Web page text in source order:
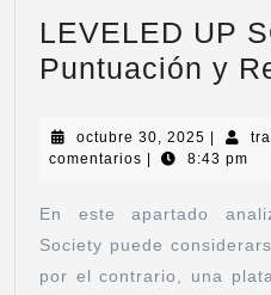
LEVELED UP
Puntuación y
octubre 30, 2025 |
comentarios | 8:43 pm
En este apartado
Society puede
por el contrario, una